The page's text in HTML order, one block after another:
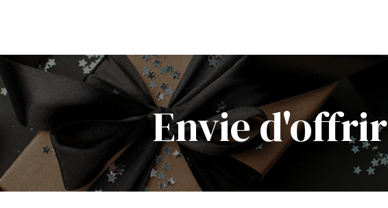
Envie d'offrir